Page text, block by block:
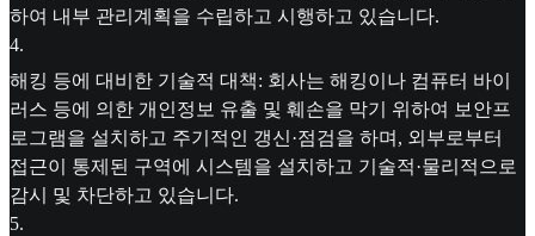
하여 내부 관리계획을 수립하고 시행하고 있습니다.
4.
해킹 등에 대비한 기술적 대책: 회사는 해킹이나 컴퓨터 바이
러스 등에 의한 개인정보 유출 및 훼손을 막기 위하여 보안프
로그램을 설치하고 주기적인 갱신·점검을 하며, 외부로부터
접근이 통제된 구역에 시스템을 설치하고 기술적·물리적으로
감시 및 차단하고 있습니다.
5.